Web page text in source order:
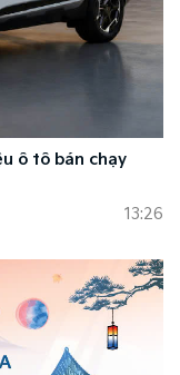
ô tô bán chạy
13:26